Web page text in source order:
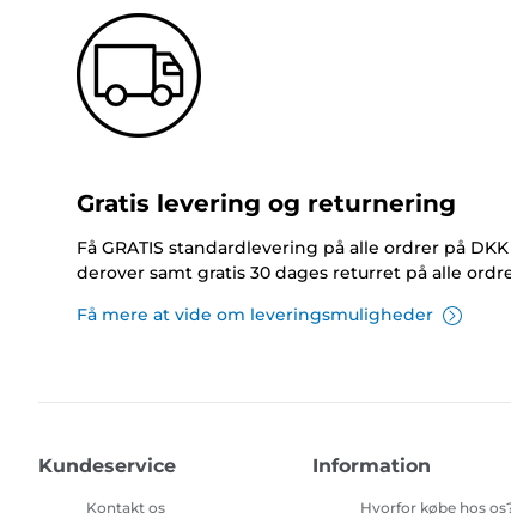
Gratis levering og returnering
Få GRATIS standardlevering på alle ordrer på
derover samt gratis 30 dages returret på alle
Få mere at vide om leveringsmuligheder
Kundeservice
Kontakt os
Information
Hvorfor købe hos